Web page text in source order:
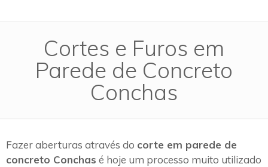
Cortes e Furos em
Parede de Concreto
Conchas
Fazer aberturas através do corte em parede de
concreto Conchas é hoje um processo muito utilizado